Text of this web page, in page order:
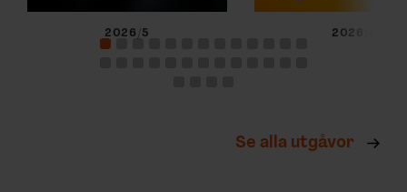
2026/5 2026/4
Se alla utgåvor